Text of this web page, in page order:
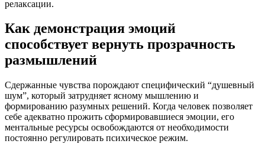
релаксации.
Как демонстрация эмоций
способствует вернуть прозрачность
размышлений
Сдержанные чувства порождают специфический “душевный
шум”, который затрудняет ясному мышлению и
формированию разумных решений. Когда человек позволяет
себе адекватно прожить сформировавшиеся эмоции, его
ментальные ресурсы освобождаются от необходимости
постоянно регулировать психическое режим.